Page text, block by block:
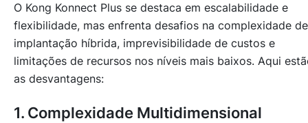
O Kong Konnect Plus se destaca em escalabilidade e
flexibilidade, mas enfrenta desafios na complexidade de
implantação híbrida, imprevisibilidade de custos e
limitações de recursos nos níveis mais baixos. Aqui
as desvantagens:
1. Complexidade Multidimensional